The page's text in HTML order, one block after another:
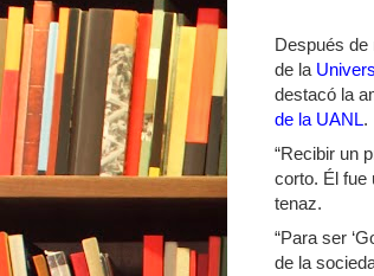
Después de
de la
destacó la
de la UANL.
“Recibir un
corto. Él fue
tenaz.
“Para ser
de la